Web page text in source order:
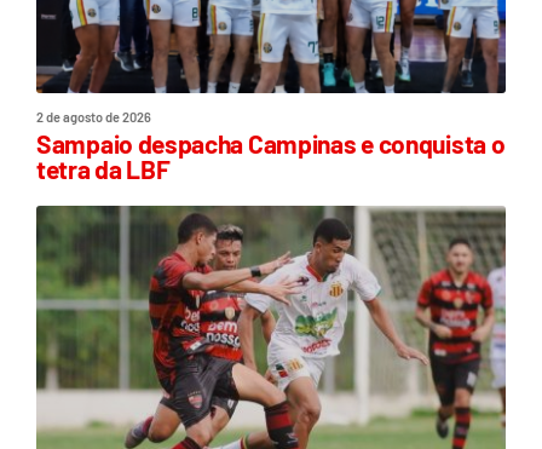
2 de agosto de 2026
Sampaio despacha Campinas e conquista o
tetra da LBF